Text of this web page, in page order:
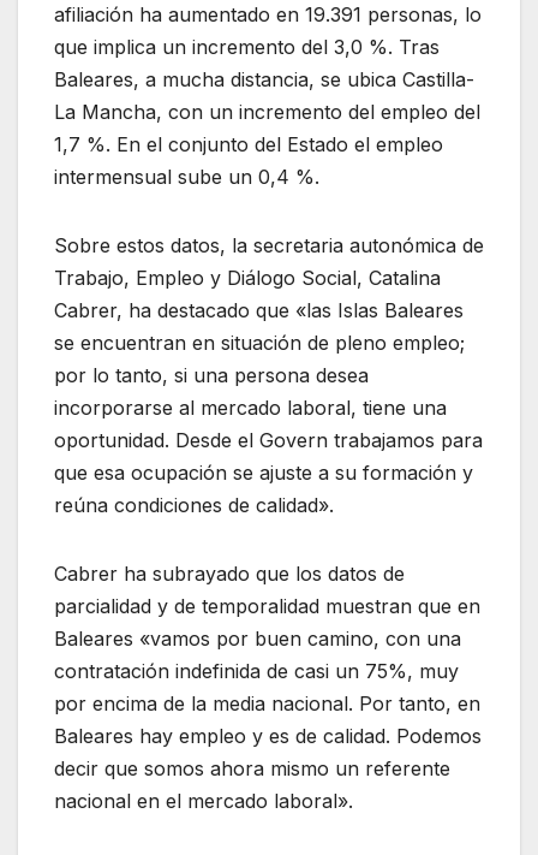
afiliación ha aumentado en 19.391 personas, lo
que implica un incremento del 3,0 %. Tras
Baleares, a mucha distancia, se ubica Castilla-
La Mancha, con un incremento del empleo del
1,7 %. En el conjunto del Estado el empleo
intermensual sube un 0,4 %.
Sobre estos datos, la secretaria autonómica de
Trabajo, Empleo y Diálogo Social, Catalina
Cabrer, ha destacado que «las Islas Baleares
se encuentran en situación de pleno empleo;
por lo tanto, si una persona desea
incorporarse al mercado laboral, tiene una
oportunidad. Desde el Govern trabajamos para
que esa ocupación se ajuste a su formación y
reúna condiciones de calidad».
Cabrer ha subrayado que los datos de
parcialidad y de temporalidad muestran que en
Baleares «vamos por buen camino, con una
contratación indefinida de casi un 75%, muy
por encima de la media nacional. Por tanto, en
Baleares hay empleo y es de calidad. Podemos
decir que somos ahora mismo un referente
nacional en el mercado laboral».